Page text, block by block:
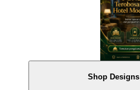
Shop Designs